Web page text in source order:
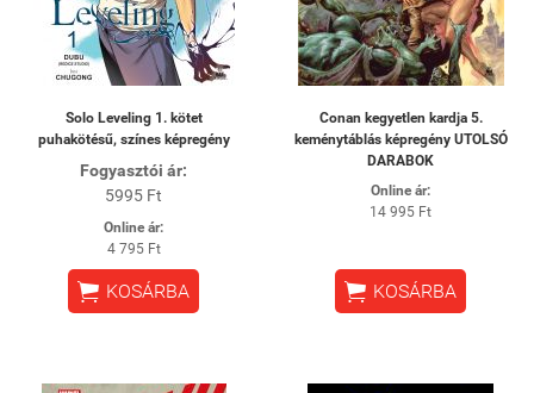
Solo Leveling 1. kötet
puhakötésű, színes képregény
Fogyasztói ár:
5995 Ft
Online ár:
4 795 Ft
 KOSÁRBA
Conan kegyetlen kardja 5.
keménytáblás képregény UTOLSÓ
DARABOK
Online ár:
14 995 Ft
 KOSÁRBA